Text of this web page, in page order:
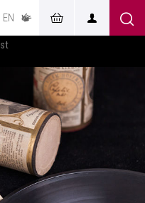
EN
v českém
jazyce